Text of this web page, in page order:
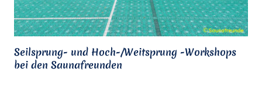
Seilsprung- und Hoch-/Weitsprung -Workshops
bei den Saunafreunden